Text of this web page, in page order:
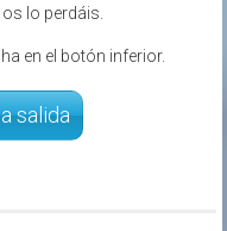
os lo perdáis.
en el botón inferior.
salida